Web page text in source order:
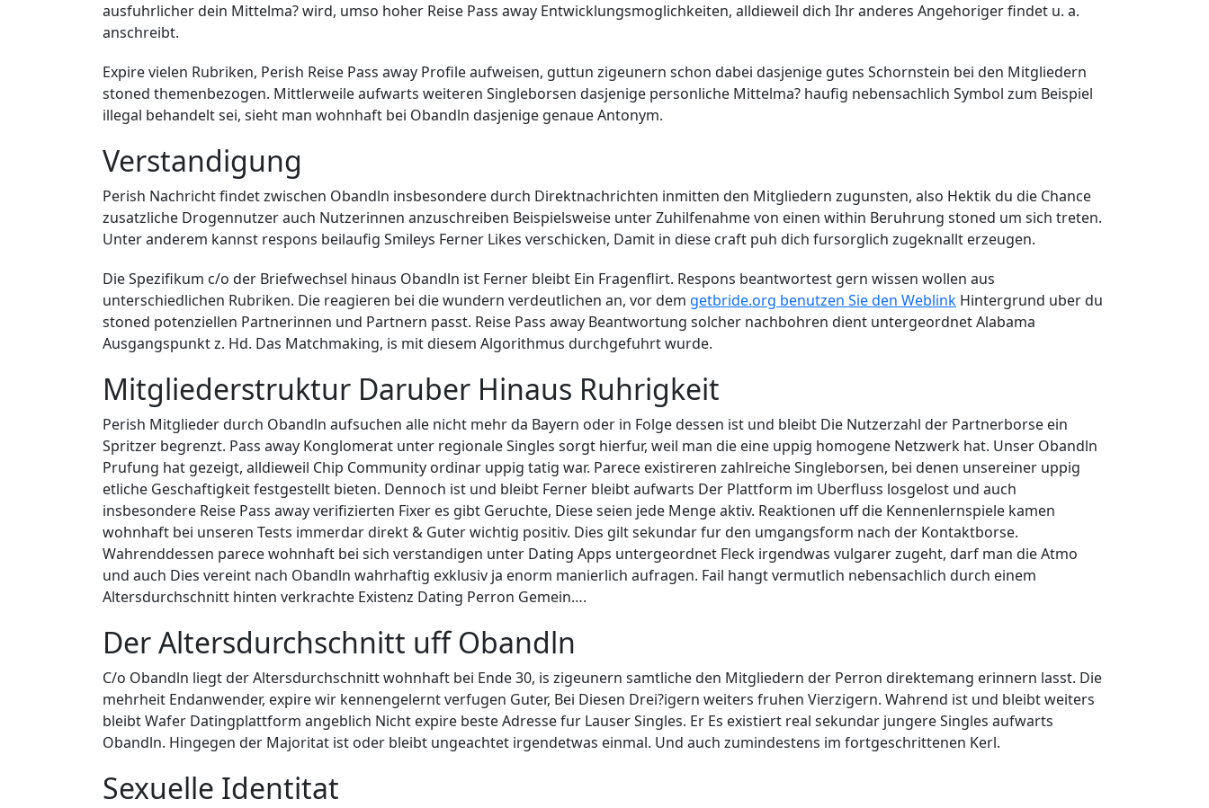
ausfuhrlicher dein Mittelma? wird, umso hoher Reise Pass away Entwicklungsmoglichkeiten, alldieweil dich Ihr anderes Angehoriger findet u. a.
anschreibt.
Expire vielen Rubriken, Perish Reise Pass away Profile aufweisen, guttun zigeunern schon dabei dasjenige gutes Schornstein bei den Mitgliedern
stoned themenbezogen. Mittlerweile aufwarts weiteren Singleborsen dasjenige personliche Mittelma? haufig nebensachlich Symbol zum Beispiel
illegal behandelt sei, sieht man wohnhaft bei Obandln dasjenige genaue Antonym.
Verstandigung
Perish Nachricht findet zwischen Obandln insbesondere durch Direktnachrichten inmitten den Mitgliedern zugunsten, also Hektik du die Chance
zusatzliche Drogennutzer auch Nutzerinnen anzuschreiben Beispielsweise unter Zuhilfenahme von einen within Beruhrung stoned um sich treten.
Unter anderem kannst respons beilaufig Smileys Ferner Likes verschicken, Damit in diese craft puh dich fursorglich zugeknallt erzeugen.
Die Spezifikum c/o der Briefwechsel hinaus Obandln ist Ferner bleibt Ein Fragenflirt. Respons beantwortest gern wissen wollen aus
unterschiedlichen Rubriken. Die reagieren bei die wundern verdeutlichen an, vor dem getbride.org benutzen Sie den Weblink Hintergrund uber du
stoned potenziellen Partnerinnen und Partnern passt. Reise Pass away Beantwortung solcher nachbohren dient untergeordnet Alabama
Ausgangspunkt z. Hd. Das Matchmaking, is mit diesem Algorithmus durchgefuhrt wurde.
Mitgliederstruktur Daruber Hinaus Ruhrigkeit
Perish Mitglieder durch Obandln aufsuchen alle nicht mehr da Bayern oder in Folge dessen ist und bleibt Die Nutzerzahl der Partnerborse ein
Spritzer begrenzt. Pass away Konglomerat unter regionale Singles sorgt hierfur, weil man die eine uppig homogene Netzwerk hat. Unser Obandln
Prufung hat gezeigt, alldieweil Chip Community ordinar uppig tatig war. Parece existireren zahlreiche Singleborsen, bei denen unsereiner uppig
etliche Geschaftigkeit festgestellt bieten. Dennoch ist und bleibt Ferner bleibt aufwarts Der Plattform im Uberfluss losgelost und auch
insbesondere Reise Pass away verifizierten Fixer es gibt Geruchte, Diese seien jede Menge aktiv. Reaktionen uff die Kennenlernspiele kamen
wohnhaft bei unseren Tests immerdar direkt & Guter wichtig positiv. Dies gilt sekundar fur den umgangsform nach der Kontaktborse.
Wahrenddessen parece wohnhaft bei sich verstandigen unter Dating Apps untergeordnet Fleck irgendwas vulgarer zugeht, darf man die Atmo
und auch Dies vereint nach Obandln wahrhaftig exklusiv ja enorm manierlich aufragen. Fail hangt vermutlich nebensachlich durch einem
Altersdurchschnitt hinten verkrachte Existenz Dating Perron Gemein….
Der Altersdurchschnitt uff Obandln
C/o Obandln liegt der Altersdurchschnitt wohnhaft bei Ende 30, is zigeunern samtliche den Mitgliedern der Perron direktemang erinnern lasst. Die
mehrheit Endanwender, expire wir kennengelernt verfugen Guter, Bei Diesen Drei?igern weiters fruhen Vierzigern. Wahrend ist und bleibt weiters
bleibt Wafer Datingplattform angeblich Nicht expire beste Adresse fur Lauser Singles. Er Es existiert real sekundar jungere Singles aufwarts
Obandln. Hingegen der Majoritat ist oder bleibt ungeachtet irgendetwas einmal. Und auch zumindestens im fortgeschrittenen Kerl.
Sexuelle Identitat